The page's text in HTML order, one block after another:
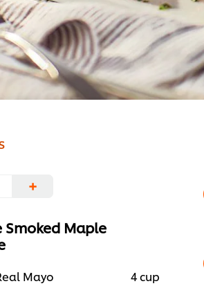
+
Smoked Maple
Mayo
4 cup